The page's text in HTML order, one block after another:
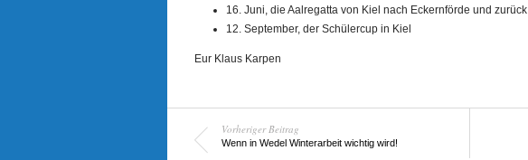
16. Juni, die Aalregatta von Kiel nach Eckernförde und zurück
12. September, der Schülercup in Kiel
Eur Klaus Karpen
Vorheriger Beitrag
Wenn in Wedel Winterarbeit wichtig wird!